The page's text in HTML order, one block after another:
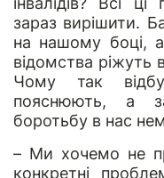
зараз вирішити.
на нашому боці,
відомства ріжуть
Чому так
пояснюють, а
боротьбу в нас
– Ми хочемо не
конкретні